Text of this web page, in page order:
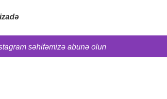
səhifəmizə abunə olun